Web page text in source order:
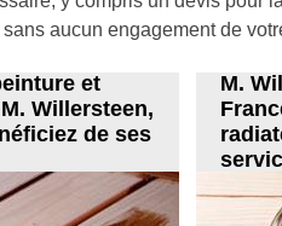
aucun engagement de
et
Willersteen,
de ses
M.